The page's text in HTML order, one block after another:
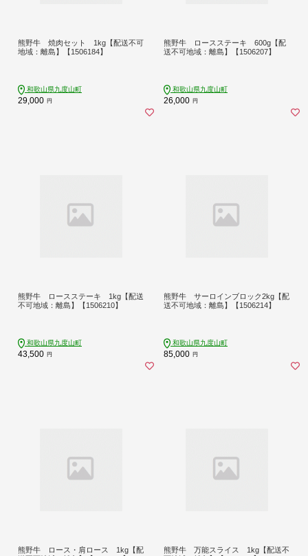
熊野牛 焼肉セット 1kg【配送不可
地域：離島】【1506184】
和歌山県九度山町
29,000 円
熊野牛 ロースステーキ 600g【配
送不可地域：離島】【1506207】
和歌山県九度山町
26,000 円
熊野牛 ロースステーキ 1kg【配送
不可地域：離島】【1506210】
和歌山県九度山町
43,500 円
熊野牛 サーロインブロック2kg【配
送不可地域：離島】【1506214】
和歌山県九度山町
85,000 円
熊野牛 ロース・肩ロース 1kg【配
熊野牛 万能スライス 1kg【配送不